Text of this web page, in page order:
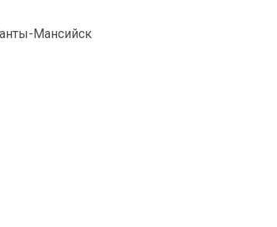
Мансийск